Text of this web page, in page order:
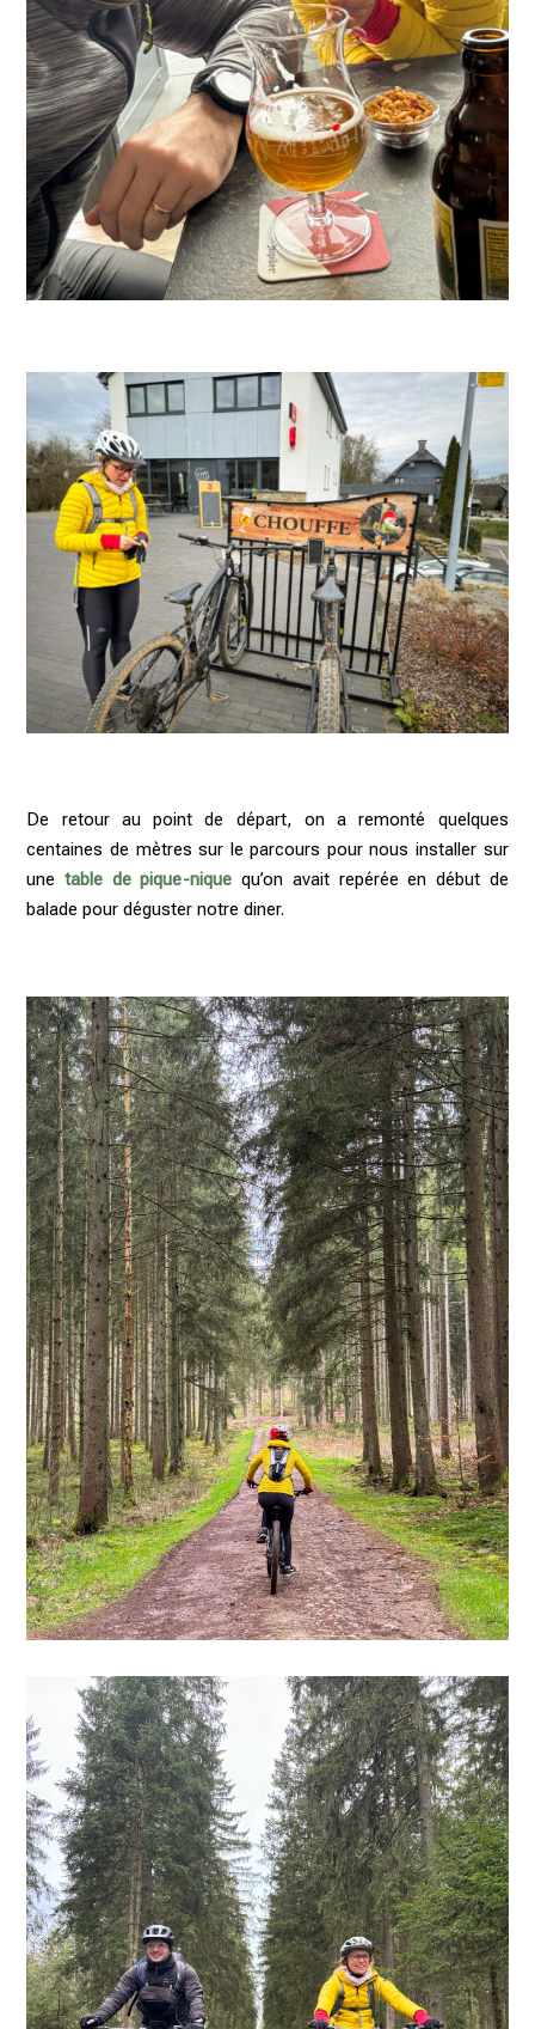
De retour au point de départ, on a remonté quelques
centaines de mètres sur le parcours pour nous installer sur
unetable de pique-nique qu’on avait repérée en début de
balade pour déguster notre diner.